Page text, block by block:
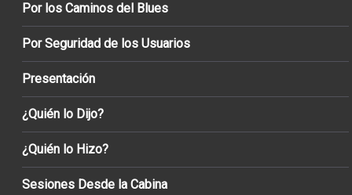
Por los Caminos del Blues
Por Seguridad de los Usuarios
Presentación
¿Quién lo Dijo?
¿Quién lo Hizo?
Sesiones Desde la Cabina